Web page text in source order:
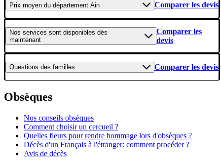
Prix moyen du département Ain Comparer les devis
Nos services sont disponibles dès
maintenant
Comparer les
devis
Questions des familles Comparer les devis
Obsèques
Nos conseils obsèques
Comment choisir un cercueil ?
Quelles fleurs pour rendre hommage lors d'obsèques ?
Décès d'un Français à l'étranger: comment procéder ?
Avis de décès